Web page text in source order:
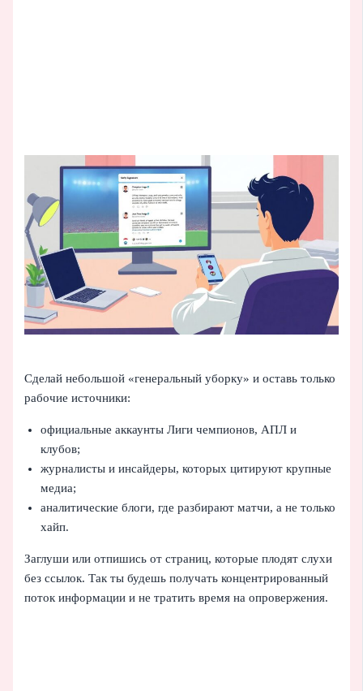
Сделай небольшой «генеральный уборку» и оставь только
рабочие источники:
официальные аккаунты Лиги чемпионов, АПЛ и
клубов;
журналисты и инсайдеры, которых цитируют крупные
медиа;
аналитические блоги, где разбирают матчи, а не только
хайп.
Заглуши или отпишись от страниц, которые плодят слухи
без ссылок. Так ты будешь получать концентрированный
поток информации и не тратить время на опровержения.